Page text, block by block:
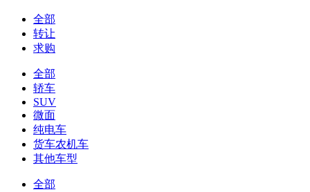
全部
转让
求购
全部
轿车
SUV
微面
纯电车
货车农机车
其他车型
全部